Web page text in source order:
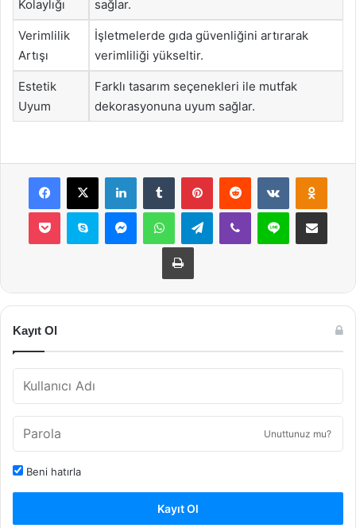
Kolaylığı
sağlar.
Verimlilik
Artışı
İşletmelerde gıda güvenliğini artırarak
verimliliği yükseltir.
Estetik
Uyum
Farklı tasarım seçenekleri ile mutfak
dekorasyonuna uyum sağlar.
Facebook
X LinkedInTumblr PinterestReddit VKontakte
Pocket Skype MessengerWhatsAppTelegramViber Line E-Posta ile
Yazdır
Kayıt Ol
Unuttunuz mu?
Beni hatırla
Kayıt Ol